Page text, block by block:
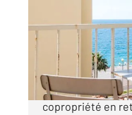
Appartement
236
NICE
copropriété en